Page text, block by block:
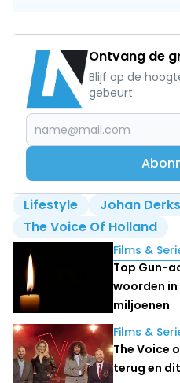
Ontvang de
Blijf op de
gebeurt.
Lifestyle Johan
The Voice Of Holland
Lees ook
Films &
Top Gun-
woorden
miljoenen
Films &
The Voice
terug en